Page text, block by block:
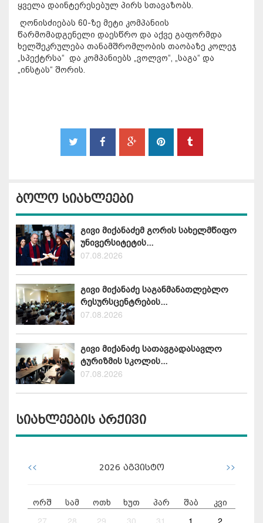
ყველა დაინტერესებულ პირს სთავაზობს.
ღონისძიებას 60-ზე მეტი კომპანიის
წარმომადგენელი დაესწრო და აქვე გაფორმდა
ხელშეკრულება თანამშრომლობის თაობაზე კოლეჯ
„სპექტრსა“ და კომპანიებს „ვოლვო“, „საგა“ და
„ინსტას“ შორის.
ბოლო სიახლეები
გივი მიქანაძემ გორის სახელმწიფო
უნივერსიტეტის...
07.08.2026
გივი მიქანაძე საგანმანათლებლო
რესურსცენტრების...
07.08.2026
გივი მიქანაძე სათავგადასავლო
ტურიზმის სკოლის...
07.08.2026
სიახლეების არქივი
<< 2026 აგვისტო >>
ორშ სამ ოთხ ხუთ პარ შაბ კვი